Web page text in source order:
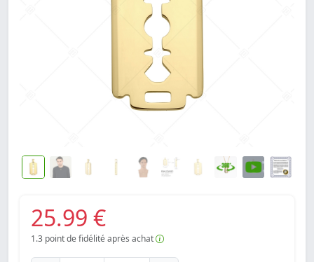
25.99 €
1.3 point de fidélité après achat